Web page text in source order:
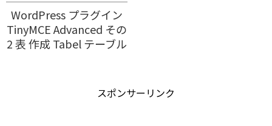
WordPress プラグイン
TinyMCE Advanced その
2 表 作成 Tabel テーブル
スポンサーリンク